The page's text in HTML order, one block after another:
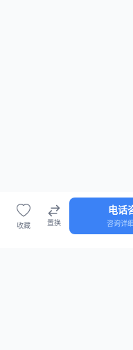
收藏 置换
电话
咨询详
车源